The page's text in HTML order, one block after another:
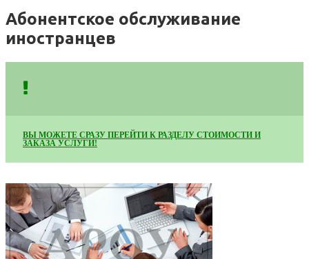
Абонентское обслуживание
иностранцев
ВЫ МОЖЕТЕ СРАЗУ ПЕРЕЙТИ К РАЗДЕЛУ СТОИМОСТИ И
ЗАКАЗА УСЛУГИ!